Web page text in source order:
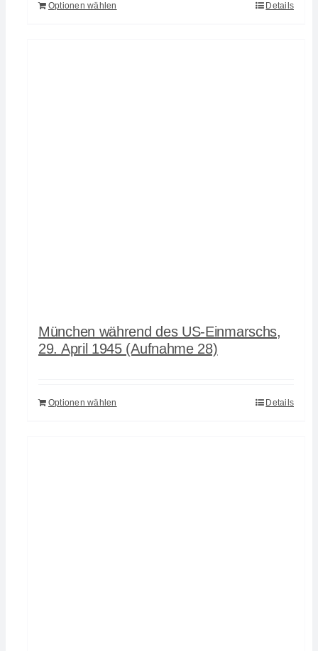
Optionen wählen Details
München während des US-Einmarschs,
29. April 1945 (Aufnahme 28)
Optionen wählen Details